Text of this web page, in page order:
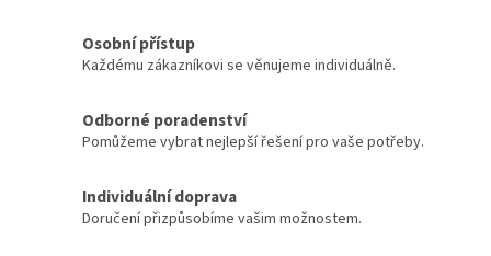
Osobní přístup
Každému zákazníkovi se věnujeme individuálně.
Odborné poradenství
Pomůžeme vybrat nejlepší řešení pro vaše potřeby.
Individuální doprava
Doručení přizpůsobíme vašim možnostem.